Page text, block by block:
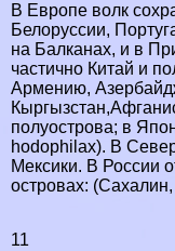
В Европе волк
Белоруссии,
на Балканах, и в
частично Китай и
Армению,
полуострова; в
hodophilax). В
Мексики. В России
островах:
11